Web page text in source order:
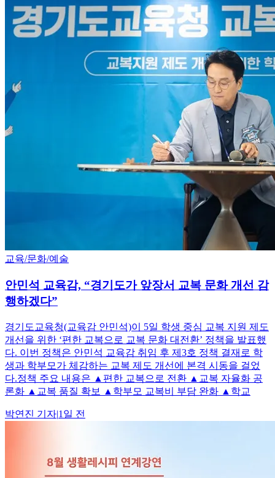
교육/문화/예술
안민석 교육감, “경기도가 앞장서 교복 문화 개선 감
행하겠다”
경기도교육청(교육감 안민석)이 5일 학생 중심 교복 지원 제도
개선을 위한 ‘편한 교복으로 교복 문화 대전환’ 정책을 발표했
다. 이번 정책은 안민석 교육감 취임 후 제3호 정책 결재로 학
생과 학부모가 체감하는 교복 제도 개선에 본격 시동을 걸었
다.정책 주요 내용은 ▲편한 교복으로 전환 ▲교복 자율화 공
론화 ▲교복 품질 확보 ▲학부모 교복비 부담 완화 ▲학교
박연진 기자|1일 전